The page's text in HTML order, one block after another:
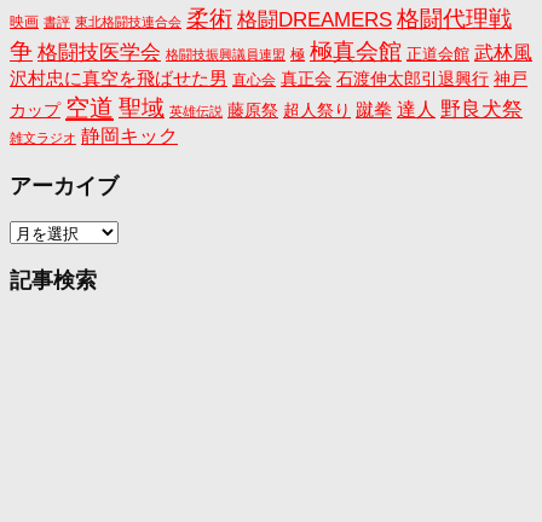
映画 書評 東北格闘技連合会 柔術 格闘DREAMERS 格闘代理戦
争 格闘技医学会 格闘技振興議員連盟 極 極真会館 正道会館 武林風
沢村忠に真空を飛ばせた男 直心会 真正会 石渡伸太郎引退興行 神戸
カップ 空道 聖域 英雄伝説 藤原祭 超人祭り 蹴拳 達人 野良犬祭
雑文ラジオ 静岡キック
アーカイブ
ア
カ
記事検索